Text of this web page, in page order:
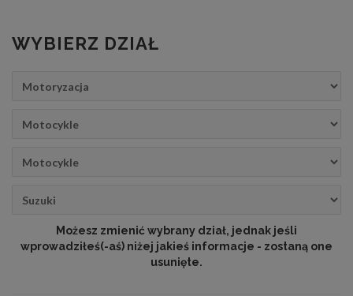
WYBIERZ DZIAŁ
Możesz zmienić wybrany dział, jednak jeśli
wprowadziłeś(-aś) niżej jakieś informacje - zostaną one
usunięte.